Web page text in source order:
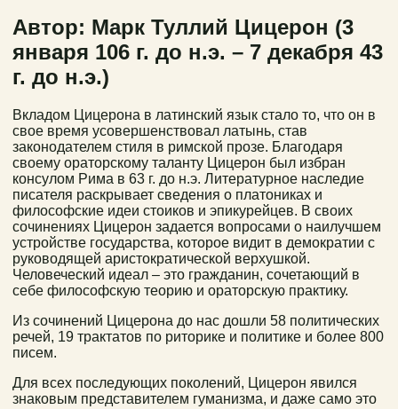
Автор: Марк Туллий Цицерон (3
января 106 г. до н.э. – 7 декабря 43
г. до н.э.)
Вкладом Цицерона в латинский язык стало то, что он в
свое время усовершенствовал латынь, став
законодателем стиля в римской прозе. Благодаря
своему ораторскому таланту Цицерон был избран
консулом Рима в 63 г. до н.э. Литературное наследие
писателя раскрывает сведения о платониках и
философские идеи стоиков и эпикурейцев. В своих
сочинениях Цицерон задается вопросами о наилучшем
устройстве государства, которое видит в демократии с
руководящей аристократической верхушкой.
Человеческий идеал – это гражданин, сочетающий в
себе философскую теорию и ораторскую практику.
Из сочинений Цицерона до нас дошли 58 политических
речей, 19 трактатов по риторике и политике и более 800
писем.
Для всех последующих поколений, Цицерон явился
знаковым представителем гуманизма, и даже само это